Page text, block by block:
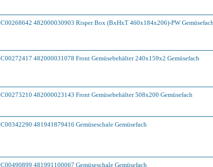
C00268642 482000030903 Risper Box (BxHxT 460x184x206)-PW
C00272417 482000031078 Front Gemüsebehälter 240x159x2 Gemüsefach
C00273210 482000023143 Front Gemüsebehälter 508x200 Gemüsefach
C00342290 481941879416 Gemüseschale Gemüsefach
C00490899 481991100067 Gemüseschale Gemüsefach